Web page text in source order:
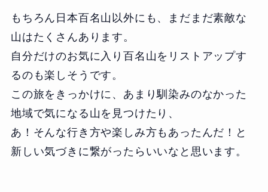
もちろん日本百名山以外にも、まだまだ素敵な
山はたくさんあります。
自分だけのお気に入り百名山をリストアップす
るのも楽しそうです。
この旅をきっかけに、あまり馴染みのなかった
地域で気になる山を見つけたり、
あ！そんな行き方や楽しみ方もあったんだ！と
新しい気づきに繋がったらいいなと思います。